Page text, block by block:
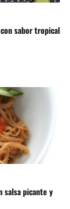
sabor tropical
salsa picante y